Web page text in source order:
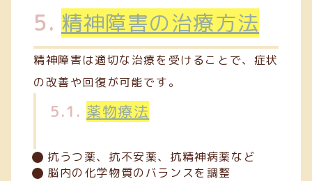
5. 精神障害の治療方法
精神障害は適切な治療を受けることで、症状
の改善や回復が可能です。
5.1. 薬物療法
抗うつ薬、抗不安薬、抗精神病薬など
脳内の化学物質のバランスを調整